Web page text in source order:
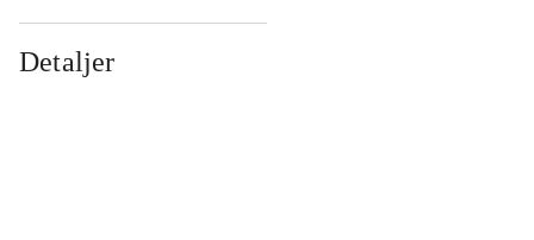
Detaljer